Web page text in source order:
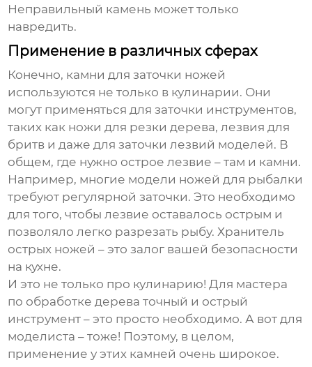
Неправильный камень может только
навредить.
Применение в различных сферах
Конечно, камни для заточки ножей
используются не только в кулинарии. Они
могут применяться для заточки инструментов,
таких как ножи для резки дерева, лезвия для
бритв и даже для заточки лезвий моделей. В
общем, где нужно острое лезвие – там и камни.
Например, многие модели ножей для рыбалки
требуют регулярной заточки. Это необходимо
для того, чтобы лезвие оставалось острым и
позволяло легко разрезать рыбу. Хранитель
острых ножей – это залог вашей безопасности
на кухне.
И это не только про кулинарию! Для мастера
по обработке дерева точный и острый
инструмент – это просто необходимо. А вот для
моделиста – тоже! Поэтому, в целом,
применение у этих камней очень широкое.